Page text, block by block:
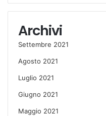
Archivi
Settembre 2021
Agosto 2021
Luglio 2021
Giugno 2021
Maggio 2021